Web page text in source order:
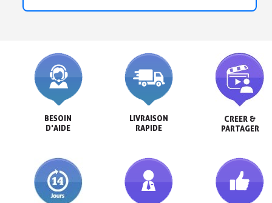
BESOIN
D'AIDE
LIVRAISON
RAPIDE
CREER &
PARTAGER